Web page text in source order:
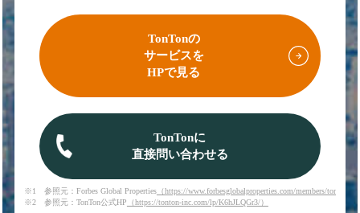
TonTonの
サービスを
HPで見る
TonTonに
直接問い合わせる
※1 参照元：Forbes Global Properties（https://www.forbesglobalproperties.com/members/tonton-
※2 参照元：TonTon公式HP （https://tonton-inc.com/lp/K6hJLQGr3/）